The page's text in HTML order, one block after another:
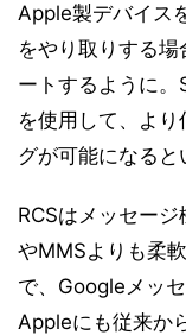
Apple製デバイス
をやり取りする
ートするように
を使用して、よ
グが可能になると
RCSはメッセー
やMMSよりも柔
で、Googleメッ
Appleにも従来か